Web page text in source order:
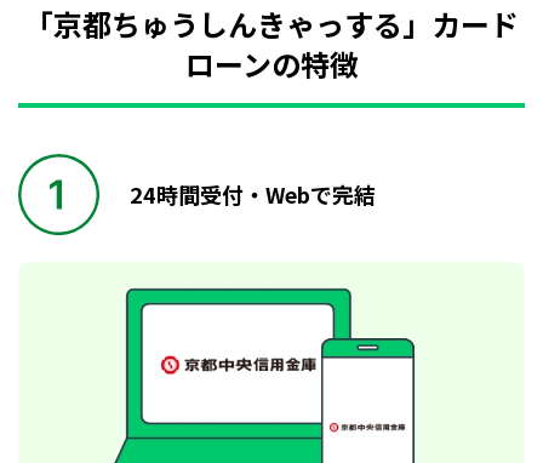
「京都ちゅうしんきゃっする」カード
ローンの特徴
24時間受付・Webで完結